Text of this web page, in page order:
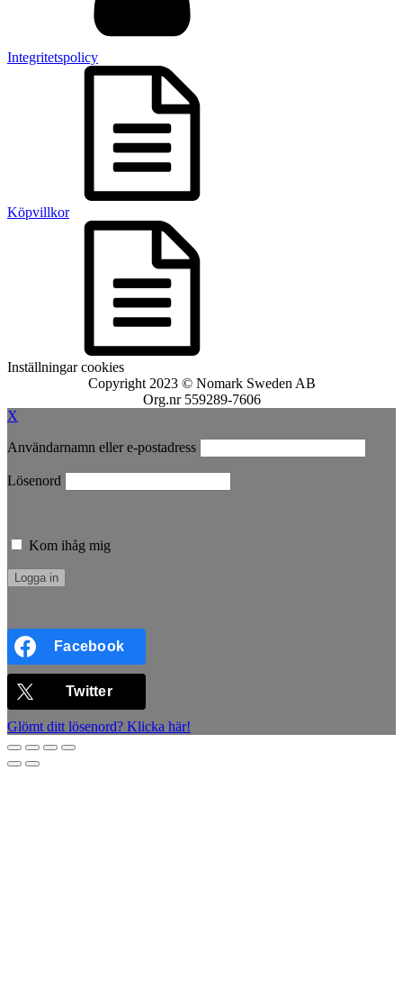
Integritetspolicy
Köpvillkor
Inställningar cookies
Copyright 2023 © Nomark Sweden AB
Org.nr 559289-7606
X
Användarnamn eller e-postadress
Lösenord
Kom ihåg mig
Facebook
Twitter
Glömt ditt lösenord? Klicka här!